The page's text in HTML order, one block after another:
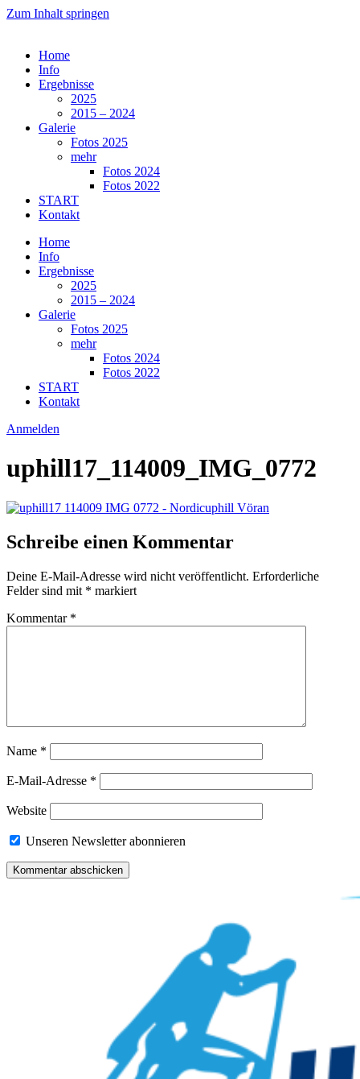
Zum Inhalt springen
Home
Info
Ergebnisse
2025
2015 – 2024
Galerie
Fotos 2025
mehr
Fotos 2024
Fotos 2022
START
Kontakt
Home
Info
Ergebnisse
2025
2015 – 2024
Galerie
Fotos 2025
mehr
Fotos 2024
Fotos 2022
START
Kontakt
Anmelden
uphill17_114009_IMG_0772
Schreibe einen Kommentar
Deine E-Mail-Adresse wird nicht veröffentlicht. Erforderliche
Felder sind mit * markiert
Kommentar *
Name *
E-Mail-Adresse *
Website
Unseren Newsletter abonnieren